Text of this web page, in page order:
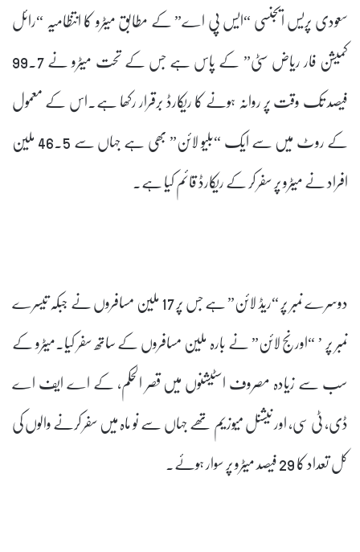
سعودی پریس ایجنسی “ایس پی اے” کے مطابق میٹرو کا انتظامیہ “رائل
کمیشن فار ریاض سٹی” کے پاس ہے جس کے تحت میٹرو نے 99.7
فیصد تک وقت پر روانہ ہونے کا ریکارڈ برقرار رکھا ہے۔اس کے معمول
کے روٹ میں سے ایک “بلیو لائن” بھی ہے جہاں سے 46.5 ملین
افراد نے میٹرو پر سفر کر کے ریکارڈ قائم کیا ہے۔
دوسرے نمبر پر “ریڈ لائن” ہے جس پر 17 ملین مسافروں نے جبکہ تیسرے
نمبر پر ’ “اورنج لائن” نے بارہ ملین مسافروں کے ساتھ سفر کیا۔میٹرو کے
سب سے زیادہ مصروف اسٹیشنوں میں قصر الحکم، کے اے ایف اے
ڈی، ٹی سی، اور نیشنل میوزیم تھے جہاں سے نو ماہ میں سفر کرنے والوں کی
کل تعداد کا 29 فیصد میٹرو پر سوار ہوئے۔